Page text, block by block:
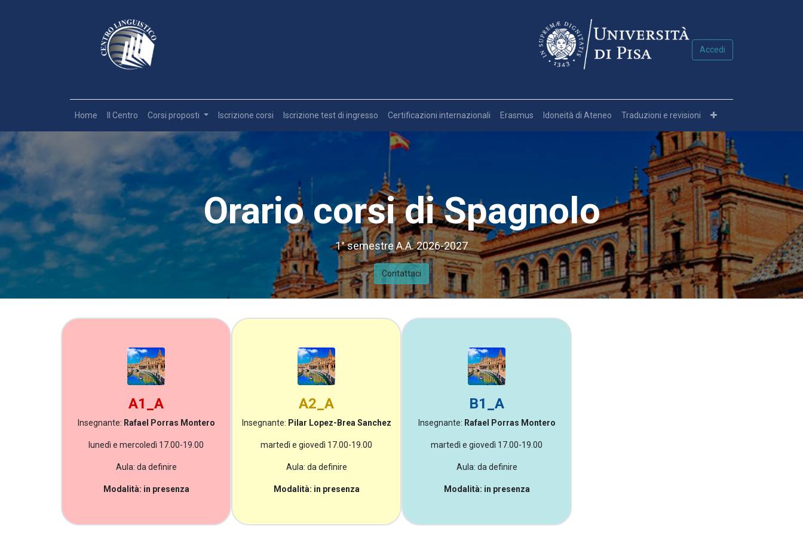
Accedi
Home Il Centro Corsi proposti Iscrizione corsi Iscrizione test di ingresso Certificazioni internazionali Erasmus Idoneità di Ateneo Traduzioni e revisioni
Orario corsi di Spagnolo
1° semestre A.A. 2026-2027
Contattaci
A1_A
Insegnante: Rafael Porras Montero
lunedì e mercoledì 17.00-19.00
Aula: da definire
Modalità: in presenza
A2_A
Insegnante: Pilar Lopez-Brea Sanchez
martedì e giovedì 17.00-19.00
Aula: da definire
Modalità: in presenza
B1_A
Insegnante: Rafael Porras Montero
martedì e giovedì 17.00-19.00
Aula: da definire
Modalità: in presenza